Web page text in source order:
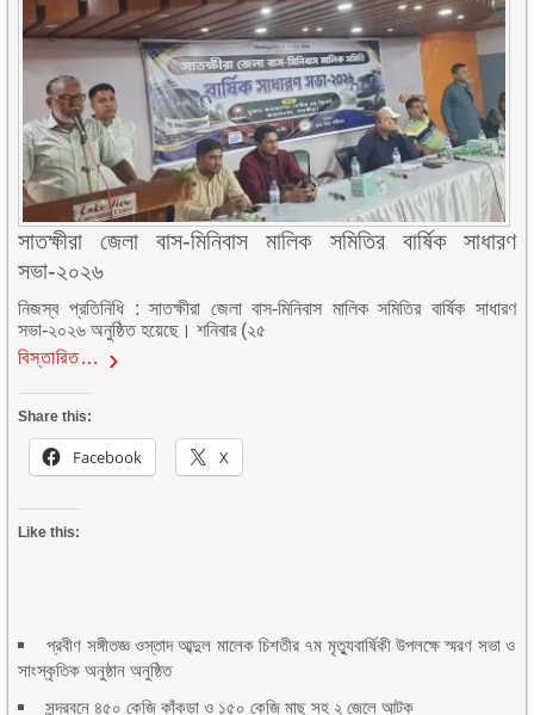
সাতক্ষীরা জেলা বাস-মিনিবাস মালিক সমিতির বার্ষিক সাধারণ
সভা-২০২৬
নিজস্ব প্রতিনিধি : সাতক্ষীরা জেলা বাস-মিনিবাস মালিক সমিতির বার্ষিক সাধারণ
সভা-২০২৬ অনুষ্ঠিত হয়েছে। শনিবার (২৫
বিস্তারিত…
Share this:
Facebook X
Like this:
প্রবীণ সঙ্গীতজ্ঞ ওস্তাদ আব্দুল মালেক চিশতীর ৭ম মৃত্যুবার্ষিকী উপলক্ষে স্মরণ সভা ও
সাংস্কৃতিক অনুষ্ঠান অনুষ্ঠিত
সুন্দরবনে ৪৫০ কেজি কাঁকড়া ও ১৫০ কেজি মাছ সহ ২ জেলে আটক